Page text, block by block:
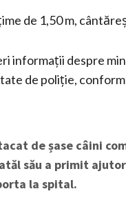
de 1,50 m,
informații despre
de poliție,
de șase câini
său a primit
la spital.